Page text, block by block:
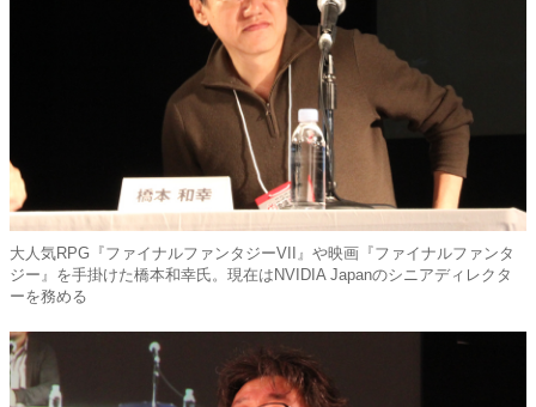
大人気RPG『ファイナルファンタジーVII』や映画『ファイナルファンタ
ジー』を手掛けた橋本和幸氏。現在はNVIDIA Japanのシニアディレクタ
ーを務める